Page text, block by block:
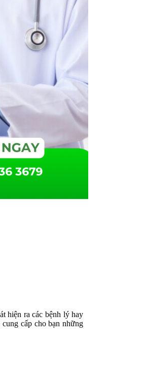
hiện ra các bệnh lý hay
cung cấp cho bạn những